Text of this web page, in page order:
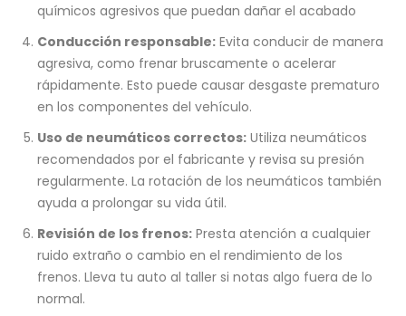
químicos agresivos que puedan dañar el acabado
Conducción responsable:Evita conducir de manera
agresiva, como frenar bruscamente o acelerar
rápidamente. Esto puede causar desgaste prematuro
en los componentes del vehículo.
Uso de neumáticos correctos:Utiliza neumáticos
recomendados por el fabricante y revisa su presión
regularmente. La rotación de los neumáticos también
ayuda a prolongar su vida útil.
Revisión de los frenos:Presta atención a cualquier
ruido extraño o cambio en el rendimiento de los
frenos. Lleva tu auto al taller si notas algo fuera de lo
normal.